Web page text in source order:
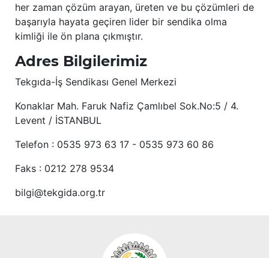
her zaman çözüm arayan, üreten ve bu çözümleri de
başarıyla hayata geçiren lider bir sendika olma
kimliği ile ön plana çıkmıştır.
Adres Bilgilerimiz
Tekgıda-İş Sendikası Genel Merkezi
Konaklar Mah. Faruk Nafiz Çamlıbel Sok.No:5 / 4.
Levent / İSTANBUL
Telefon : 0535 973 63 17 - 0535 973 60 86
Faks : 0212 278 9534
bilgi@tekgida.org.tr